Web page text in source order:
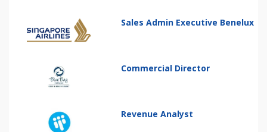
Sales Admin Executive Benelux
Commercial Director
Revenue Analyst